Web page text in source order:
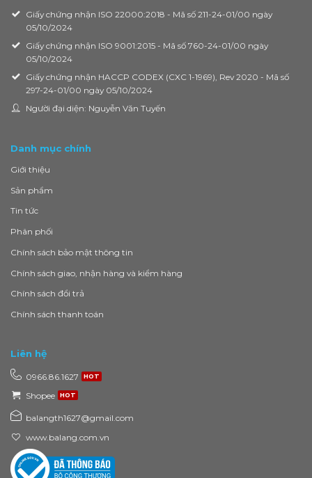
Giấy chứng nhận ISO 22000:2018 - Mã số 211-24-01/00 ngày
05/10/2024
Giấy chứng nhận ISO 9001:2015 - Mã số 760-24-01/00 ngày
05/10/2024
Giấy chứng nhận HACCP CODEX (CXC 1-1969), Rev 2020 - Mã số
297-24-01/00 ngày 05/10/2024
Người đại diện: Nguyễn Văn Tuyến
Danh mục chính
Giới thiệu
Sản phẩm
Tin tức
Phân phối
Chính sách bảo mật thông tin
Chính sách giao, nhận hàng và kiểm hàng
Chính sách đổi trả
Chính sách thanh toán
Liên hệ
0966.86.1627
Shopee
balangth1627@gmail.com
www.balang.com.vn